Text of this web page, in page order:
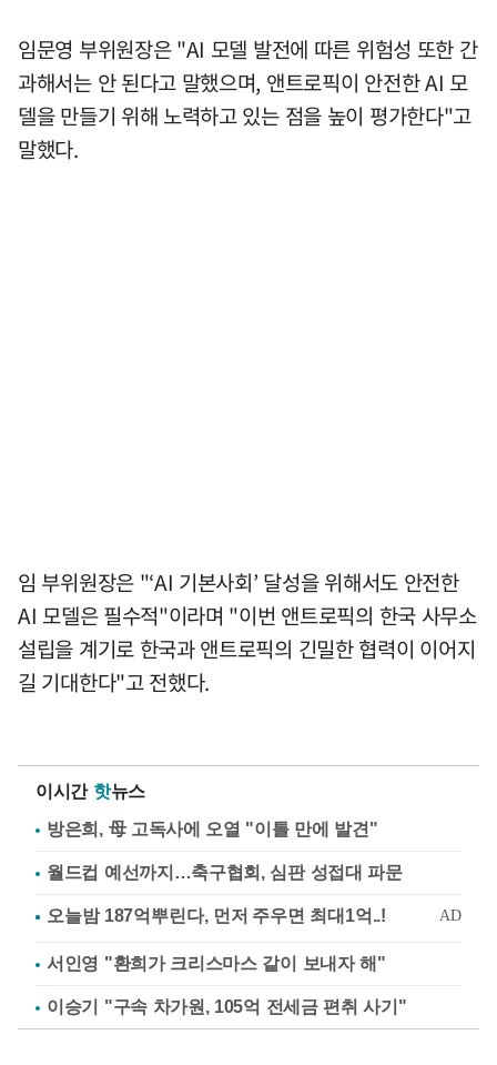
임문영 부위원장은 "AI 모델 발전에 따른 위험성 또한 간
과해서는 안 된다고 말했으며, 앤트로픽이 안전한 AI 모
델을 만들기 위해 노력하고 있는 점을 높이 평가한다"고
말했다.
임 부위원장은 "‘AI 기본사회’ 달성을 위해서도 안전한
AI 모델은 필수적"이라며 "이번 앤트로픽의 한국 사무소
설립을 계기로 한국과 앤트로픽의 긴밀한 협력이 이어지
길 기대한다"고 전했다.
이시간 핫뉴스
방은희, 母 고독사에 오열 "이틀 만에 발견"
월드컵 예선까지…축구협회, 심판 성접대 파문
서인영 "환희가 크리스마스 같이 보내자 해"
이승기 "구속 차가원, 105억 전세금 편취 사기"